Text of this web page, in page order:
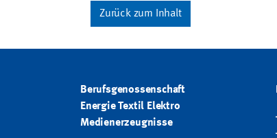
Zurück zum Inhalt
Berufsgenossenschaft
Energie Textil Elektro
Medienerzeugnisse